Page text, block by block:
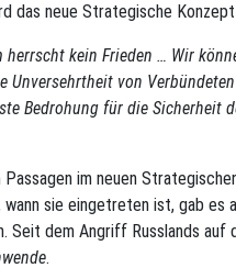
das neue Strategische
herrscht kein Frieden … Wir
Unversehrtheit von
Bedrohung für die Sicherheit
Passagen im neuen
wann sie eingetreten ist, gab es
Seit dem Angriff Russlands
.